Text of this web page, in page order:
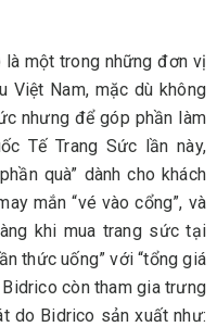
là một trong những đơn vị
Việt Nam, mặc dù không
nhưng để góp phần làm
Tế Trang Sức lần này,
quà” dành cho khách
mắn “vé vào cổng”, và
khi mua trang sức tại
thức uống” với “tổng giá
còn tham gia trưng
do Bidrico sản xuất như: